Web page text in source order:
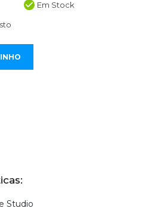
Em Stock
Studio